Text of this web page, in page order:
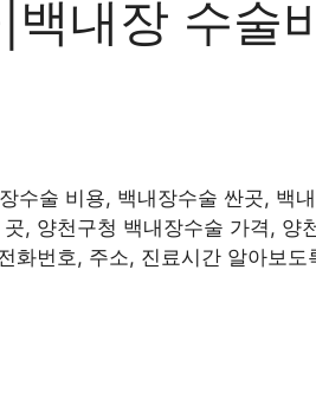
내장 수술
수술 비용, 백내장수술 싼곳, 백
, 양천구청 백내장수술 가격, 양
화번호, 주소, 진료시간 알아보도